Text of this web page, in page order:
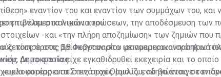
εναντίον του και εναντίον των συμμάχων του, και
επιβάλει στα λιμάνια του.
των αμερικανικών κυρώσεων, την αποδέσμευση των
-και «την πλήρη αποζημίωση» των ζημιών που
ξεκίνησε στις 28 Φεβρουαρίου με αμερικανοϊσραηλινά
Δημοκρατίας.
τους όρους βρίσκονταν στο ιρανοαμερικανικό
με το οποίο είχε εγκαθιδρυθεί εκεχειρία και το οποίο
κυκλοφορίας στα Στενά του Ορμούζ, ενώ θα άνοιγε τον
κατέρρευσε στις αρχές Ιουλίου, οδηγώντας σε